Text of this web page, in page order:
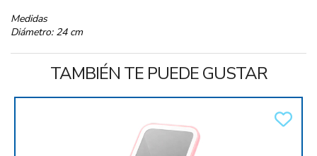
Medidas
Diámetro: 24 cm
TAMBIÉN TE PUEDE GUSTAR